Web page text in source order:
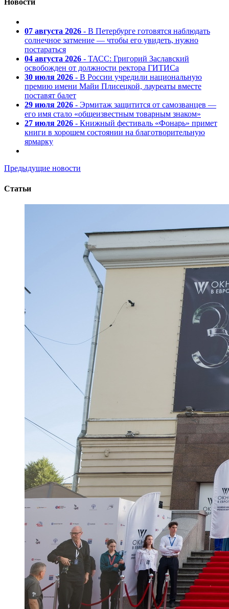
Новости
07 августа 2026 - В Петербурге готовятся наблюдать
солнечное затмение — чтобы его увидеть, нужно
постараться
04 августа 2026 - ТАСС: Григорий Заславский
освобожден от должности ректора ГИТИСа
30 июля 2026 - В России учредили национальную
премию имени Майи Плисецкой, лауреаты вместе
поставят балет
29 июля 2026 - Эрмитаж защитится от самозванцев —
его имя стало «общеизвестным товарным знаком»
27 июля 2026 - Книжный фестиваль «Фонарь» примет
книги в хорошем состоянии на благотворительную
ярмарку
Предыдущие новости
Статьи